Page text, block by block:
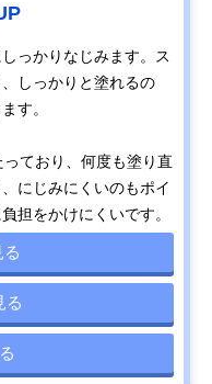
っかりなじみます。ス
しっかりと塗れるの
す。
ており、何度も塗り直
にじみにくいのもポイ
担をかけにくいです。
る